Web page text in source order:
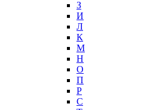
З
И
Л
К
М
Н
О
П
Р
С